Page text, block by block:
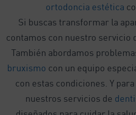
ortodoncia estética
Si buscas transformar la
contamos con nuestro servicio
También abordamos
bruxismo con un equipo
con estas condiciones. Y
nuestros servicios de